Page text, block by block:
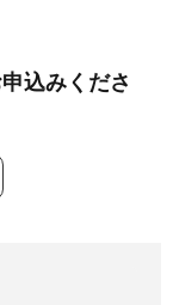
込みくださ